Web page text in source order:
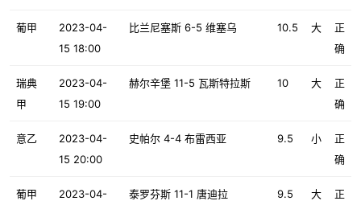
葡甲
2023-04-
15 18:00
比兰尼塞斯 6-5 维塞乌 10.5 大
正
确
瑞典
甲
2023-04-
15 19:00
赫尔辛堡 11-5 瓦斯特拉斯 10 大
正
确
意乙
2023-04-
15 20:00
史帕尔 4-4 布雷西亚 9.5 小
正
确
葡甲
2023-04-
泰罗芬斯 11-1 唐迪拉 9.5 大
正